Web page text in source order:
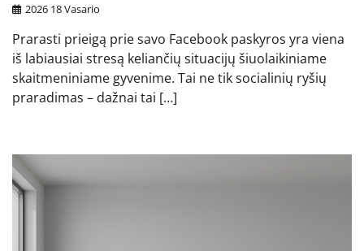
2026 18 Vasario
Prarasti prieigą prie savo Facebook paskyros yra viena
iš labiausiai stresą keliančių situacijų šiuolaikiniame
skaitmeniniame gyvenime. Tai ne tik socialinių ryšių
praradimas – dažnai tai […]